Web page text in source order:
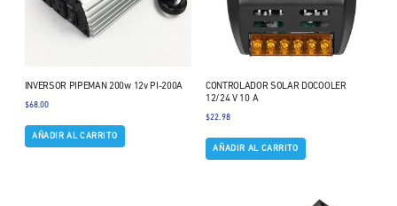
INVERSOR PIPEMAN 200w 12v PI-200A
$68.00
AÑADIR AL CARRITO
CONTROLADOR SOLAR DOCOOLER
12/24 V 10 A
$22.98
AÑADIR AL CARRITO